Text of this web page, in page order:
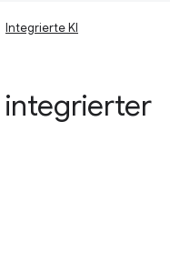
Integrierte KI
integrierter